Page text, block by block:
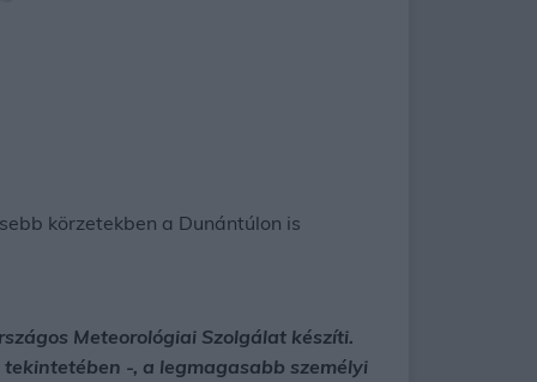
körzetekben a Dunántúlon is
Meteorológiai Szolgálat készíti.
-, a legmagasabb személyi